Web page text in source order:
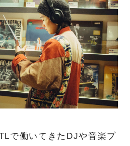
で働いてきたDJや音楽プ